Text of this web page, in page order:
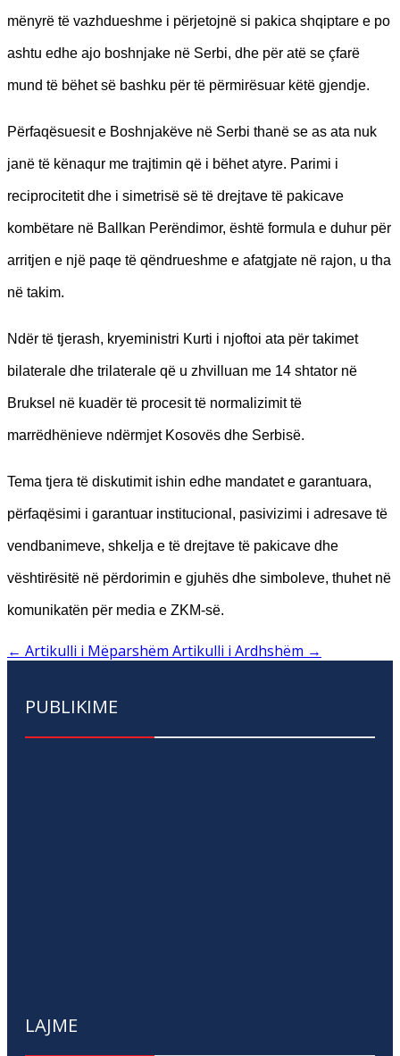
mënyrë të vazhdueshme i përjetojnë si pakica shqiptare e po
ashtu edhe ajo boshnjake në Serbi, dhe për atë se çfarë
mund të bëhet së bashku për të përmirësuar këtë gjendje.
Përfaqësuesit e Boshnjakëve në Serbi thanë se as ata nuk
janë të kënaqur me trajtimin që i bëhet atyre. Parimi i
reciprocitetit dhe i simetrisë së të drejtave të pakicave
kombëtare në Ballkan Perëndimor, është formula e duhur për
arritjen e një paqe të qëndrueshme e afatgjate në rajon, u tha
në takim.
Ndër të tjerash, kryeministri Kurti i njoftoi ata për takimet
bilaterale dhe trilaterale që u zhvilluan me 14 shtator në
Bruksel në kuadër të procesit të normalizimit të
marrëdhënieve ndërmjet Kosovës dhe Serbisë.
Tema tjera të diskutimit ishin edhe mandatet e garantuara,
përfaqësimi i garantuar institucional, pasivizimi i adresave të
vendbanimeve, shkelja e të drejtave të pakicave dhe
vështirësitë në përdorimin e gjuhës dhe simboleve, thuhet në
komunikatën për media e ZKM-së.
← Artikulli i Mëparshëm Artikulli i Ardhshëm →
PUBLIKIME
LAJME